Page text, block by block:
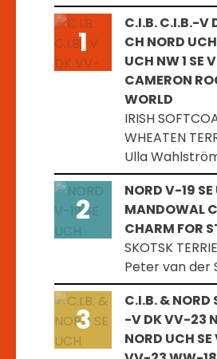
1
C.I.B. C.I.B.-V
CH NORD
UCH NW 1 SE
CAMERON
WORLD
IRISH
WHEATEN
Ulla
2
NORD V-19 SE
MANDOWAL
CHARM FOR
SKOTSK
Peter van der
3
C.I.B. & NORD
-V DK VV-23
NORD UCH